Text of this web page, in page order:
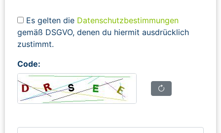
Es gelten die Datenschutzbestimmungen
gemäß DSGVO, denen du hiermit ausdrücklich
zustimmt.
Code: